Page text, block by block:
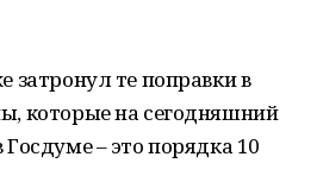
затронул те поправки в
которые на сегодняшний
– это порядка 10